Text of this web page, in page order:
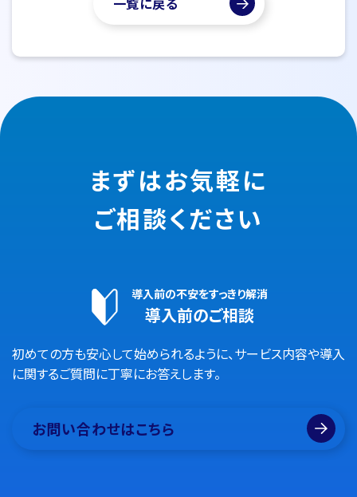
まずはお気軽に
ご相談ください
導入前の不安をすっきり解消
導入前のご相談
初めての方も安心して始められるように、サービス内容や導入
に関するご質問に丁寧にお答えします。
お問い合わせはこちら